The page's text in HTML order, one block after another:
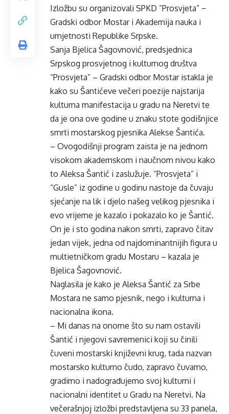
Izložbu su organizovali SPKD ”Prosvjeta” −
Gradski odbor Mostar i Akademija nauka i
umjetnosti Republike Srpske.
Sanja Bjelica Šagovnović, predsjednica
Srpskog prosvjetnog i kulturnog društva
“Prosvjeta” – Gradski odbor Mostar istakla je
kako su Šantićeve večeri poezije najstarija
kulturna manifestacija u gradu na Neretvi te
da je ona ove godine u znaku stote godišnjice
smrti mostarskog pjesnika Alekse Šantića.
– Ovogodišnji program zaista je na jednom
visokom akademskom i naučnom nivou kako
to Aleksa Šantić i zaslužuje. “Prosvjeta” i
“Gusle” iz godine u godinu nastoje da čuvaju
sjećanje na lik i djelo našeg velikog pjesnika i
evo vrijeme je kazalo i pokazalo ko je Šantić.
On je i sto godina nakon smrti, zapravo čitav
jedan vijek, jedna od najdominantnijih figura u
multietničkom gradu Mostaru – kazala je
Bjelica Šagovnović.
Naglasila je kako je Aleksa Šantić za Srbe
Mostara ne samo pjesnik, nego i kulturna i
nacionalna ikona.
– Mi danas na onome što su nam ostavili
Šantić i njegovi savremenici koji su činili
čuveni mostarski književni krug, tada nazvan
mostarsko kulturno čudo, zapravo čuvamo,
gradimo i nadograđujemo svoj kulturni i
nacionalni identitet u Gradu na Neretvi. Na
večerašnjoj izložbi predstavljena su 33 panela,